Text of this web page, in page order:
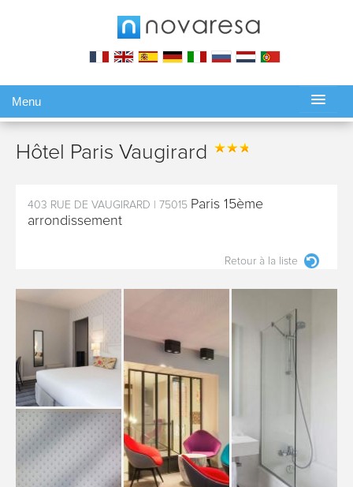
Menu
Hôtel Paris Vaugirard
403 RUE DE VAUGIRARD 75015 Paris 15ème
arrondissement
Retour à la liste